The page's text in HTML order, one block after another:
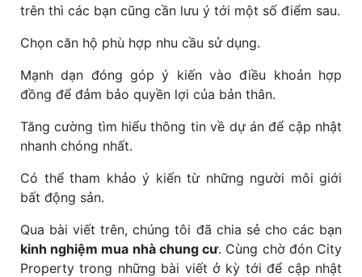
trên thì các bạn cũng cần lưu ý tới một số điểm sau.
Chọn căn hộ phù hợp nhu cầu sử dụng.
Mạnh dạn đóng góp ý kiến vào điều khoản hợp
đồng để đảm bảo quyền lợi của bản thân.
Tăng cường tìm hiểu thông tin về dự án để cập nhật
nhanh chóng nhất.
Có thể tham khảo ý kiến từ những người môi giới
bất động sản.
Qua bài viết trên, chúng tôi đã chia sẻ cho các bạn
kinh nghiệm mua nhà chung cư. Cùng chờ đón City
Property trong những bài viết ở kỳ tới để cập nhật